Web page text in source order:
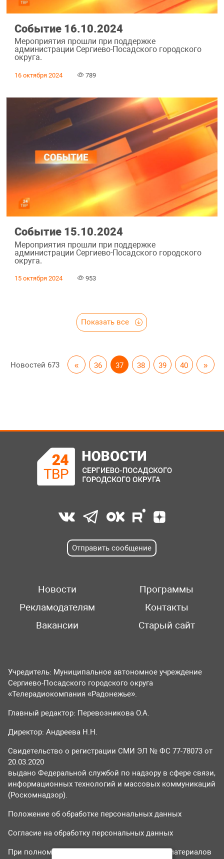
Событие 16.10.2024
Мероприятия прошли при поддержке
администрации Сергиево-Посадского городского
округа.
16 октября 2024 789
Событие 15.10.2024
Мероприятия прошли при поддержке
администрации Сергиево-Посадского городского
округа.
15 октября 2024 953
Показать все
Новостей 673 « 36 37 38 39 40 »
Отправить сообщение
Новости
Программы
Рекламодателям
Контакты
Вакансии
Старый сайт
Учредитель: Муниципальное автономное учреждение
Сергиево-Посадского городского округа
«Телерадиокомпания «Радонежье».
Главный редактор: Перевозникова О.А.
Директор: Андреева Н.Н.
Свидетельство о регистрации СМИ ЭЛ № ФС 77-78073 от
20.03.2020
выдано Федеральной службой по надзору в сфере связи,
информационных технологий и массовых коммуникаций
(Роскомнадзор).
Положение об обработке персональных данных
Согласие на обработку персональных данных
При полном или частичном использовании материалов